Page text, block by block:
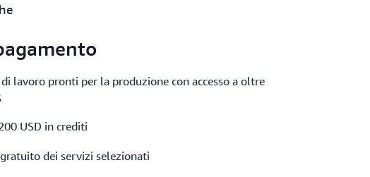
lavoro pronti per la produzione con accesso a oltre
USD in crediti
dei servizi selezionati